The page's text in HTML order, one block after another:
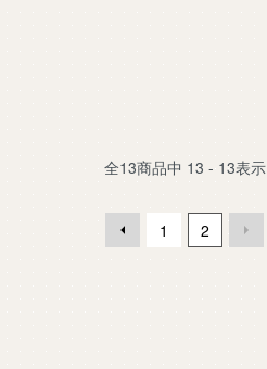
全13商品中 13 - 13表示
1 2